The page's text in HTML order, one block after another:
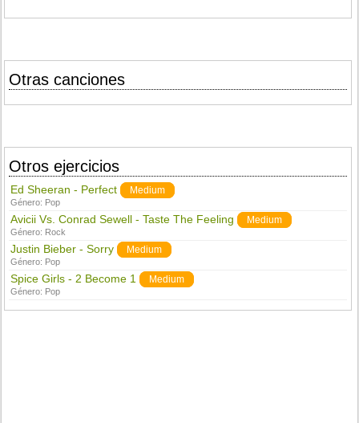
Otras canciones
Otros ejercicios
Ed Sheeran - Perfect Medium
Género: Pop
Avicii Vs. Conrad Sewell - Taste The Feeling Medium
Género: Rock
Justin Bieber - Sorry Medium
Género: Pop
Spice Girls - 2 Become 1 Medium
Género: Pop